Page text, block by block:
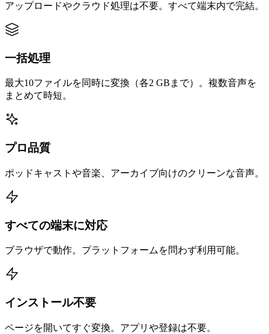
アップロードやクラウド処理は不要。すべて端末内で完結。
一括処理
最大10ファイルを同時に変換（各2 GBまで）。複数音声を
まとめて時短。
プロ品質
ポッドキャストや音楽、アーカイブ向けのクリーンな音声。
すべての端末に対応
ブラウザで動作。プラットフォームを問わず利用可能。
インストール不要
ページを開いてすぐ変換。アプリや登録は不要。